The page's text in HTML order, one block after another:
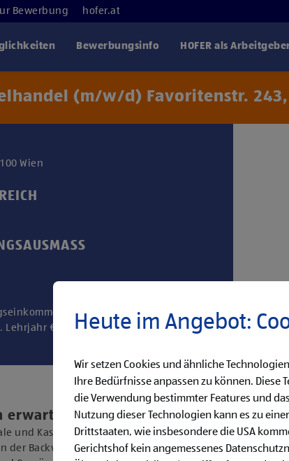
Bewerbung hofer.at
Bewerbungsinfo HOFER als
(m/w/d) Favoritenstr. 243,
Wien
Kollektivvertrag: 1. Lehrjahr €
Lehrjahr € 1.600,-/€ 1.200,-, 3. Lehrjahr €
erwarten
und Kassieren der Einkäufe
der Backware
Heute im Angebot:
Wir setzen Cookies und ähnliche
Ihre Bedürfnisse anpassen zu können.
die Verwendung bestimmter Features und
Nutzung dieser Technologien kann es zu
Drittstaaten, wie insbesondere die USA
Gerichtshof kein angemessenes